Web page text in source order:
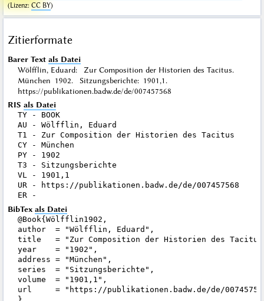
(Lizenz:CC BY)
Zitierformate
Barer Text als Datei
Wölfflin, Eduard: Zur Composition der Historien des Tacitus.
München 1902. Sitzungsberichte: 1901,1.
https://publikationen.badw.de/de/007457568
RIS als Datei
TY - BOOK
AU - Wölfflin, Eduard
T1 - Zur Composition der Historien des Tacitus
CY - München
PY - 1902
T3 - Sitzungsberichte
VL - 1901,1
UR - https://publikationen.badw.de/de/007457568
BibTex als Datei
@Book{Wölfflin1902,
author  = "Wölfflin, Eduard",
title   = "Zur Composition der Historien des
year    = "1902",
address = "München",
series  = "Sitzungsberichte",
volume  = "1901,1",
url     = "https://publikationen.badw.de/de/